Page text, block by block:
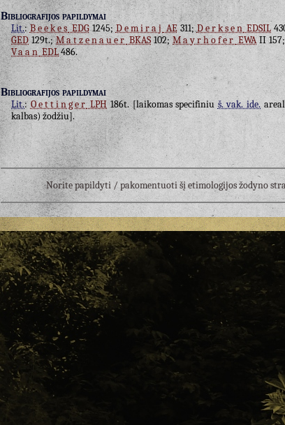
Bibliografijos papildymai
Lit.:BeekesEDG1245; Demiraj AE311;DerksenEDSIL
GED129t.;MatzenauerBKAS102; Mayrhofer EWAII
VaanEDL486.
Bibliografijos papildymai
Lit.: Oettinger LPH186t. [laikomas specifiniu š. vak. ide.
kalbas) žodžiu].
Norite papildyti / pakomentuoti šį etimologijos žodyno